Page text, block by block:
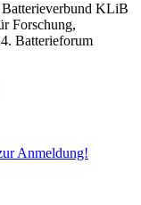
Batterieverbund KLiB
Forschung,
Batterieforum
Anmeldung!